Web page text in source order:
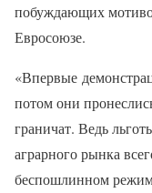
побуждающих
Евросоюзе.
«Впервые
потом они
граничат. Ведь
аграрного рынка
беспошлинном